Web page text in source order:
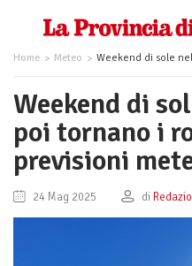
Home Meteo Weekend di sole nel Varesotto, poi tornano i
Weekend di
poi tornano i
previsioni
24 Mag 2025 di